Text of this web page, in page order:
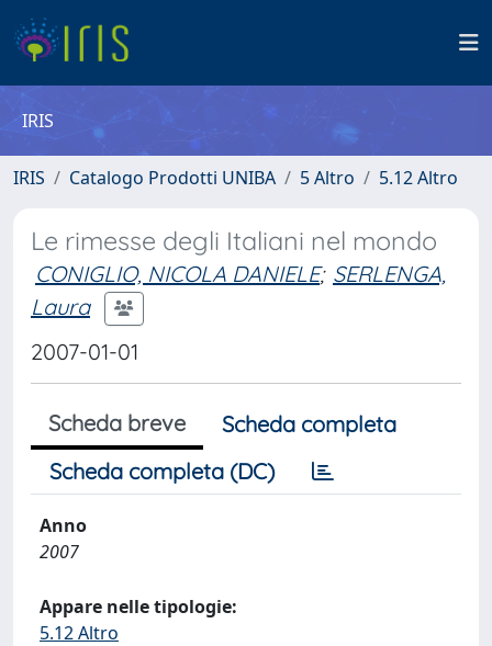
IRIS
IRIS Catalogo Prodotti UNIBA 5 Altro 5.12 Altro
Le rimesse degli Italiani nel mondo
CONIGLIO, NICOLA DANIELE; SERLENGA,
Laura
2007-01-01
Scheda breve
Scheda completa
Scheda completa (DC)
Anno
2007
Appare nelle tipologie:
5.12 Altro